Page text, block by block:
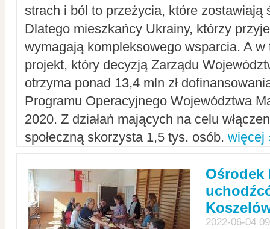
strach i ból to przeżycia, które zostawiają
Dlatego mieszkańcy Ukrainy, którzy
wymagają kompleksowego wsparcia. A w
projekt, który decyzją Zarządu
otrzyma ponad 13,4 mln zł
Programu Operacyjnego Województwa
2020. Z działań mających na celu
społeczną skorzysta 1,5 tys. osób. więcej
Ośrodek
2022-06-04